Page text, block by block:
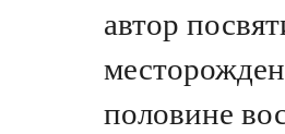
автор
половине